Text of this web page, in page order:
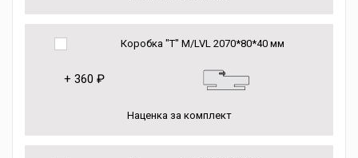
Коробка "Т" M/LVL 2070*80*40 мм
+ 360 ₽
Наценка за комплект